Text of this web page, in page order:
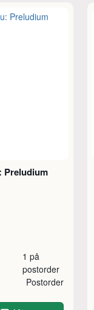
Preludium
1 på
postorder
Postorder